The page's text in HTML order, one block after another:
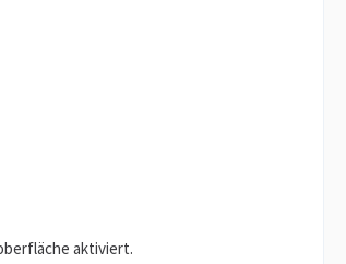
aktiviert.